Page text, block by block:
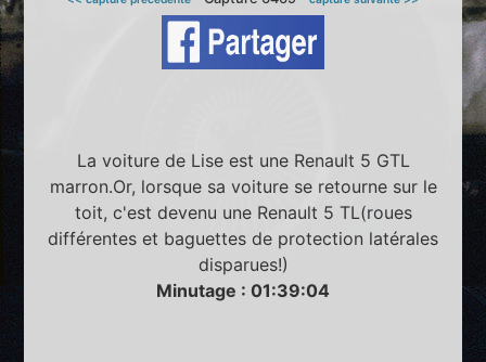
La voiture de Lise est une Renault 5 GTL
marron.Or, lorsque sa voiture se retourne sur le
toit, c'est devenu une Renault 5 TL(roues
différentes et baguettes de protection latérales
disparues!)
Minutage : 01:39:04